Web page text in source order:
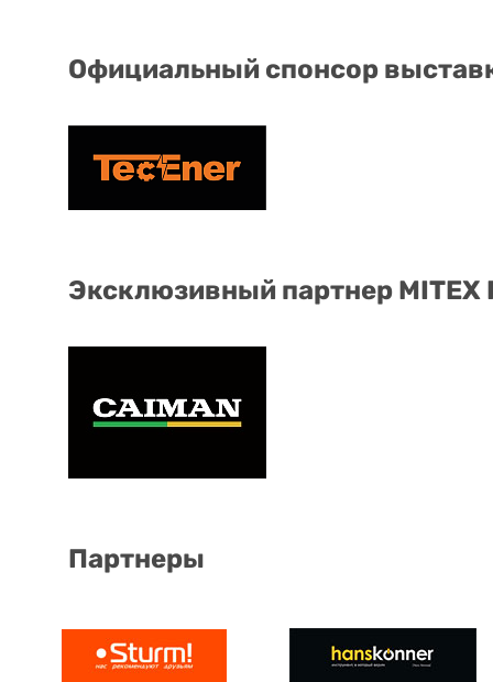
Официальный спонсор
Эксклюзивный партнер
Партнеры